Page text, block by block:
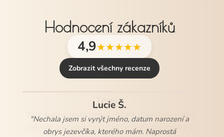
Hodnocení zákazníků
4,9★★★★★
Zobrazit všechny recenze
Lucie Š.
"Nechala jsem si vyrýt jméno, datum narození a
obrys jezevčíka, kterého mám. Naprostá